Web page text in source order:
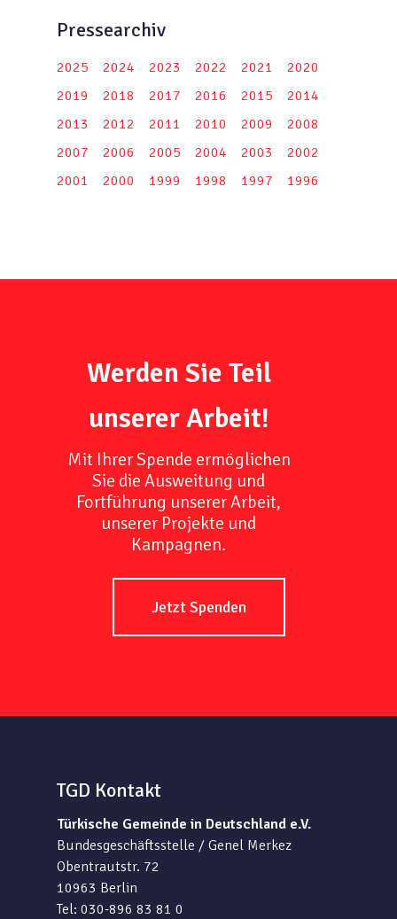
Pressearchiv
2025 2024 2023 2022 2021
2020
2019
2018 2017 2016 2015
2014
2013
2012 2011 2010 2009
2008
2007
2006 2005 2004 2003
2002
2001
2000 1999 1998 1997 1996
Werden Sie Teil
unserer Arbeit!
Mit Ihrer Spende ermöglichen
Sie die Ausweitung und
Fortführung unserer Arbeit,
unserer Projekte und
Kampagnen.
Jetzt Spenden
TGD Kontakt
Türkische Gemeinde in Deutschland e.V.
Bundesgeschäftsstelle / Genel Merkez
Obentrautstr. 72
10963 Berlin
Tel: 030-896 83 81 0